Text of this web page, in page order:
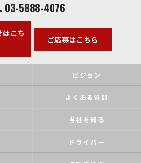
03-5888-4076
はこち
ご応募はこちら
ビジョン
よくある質問
当社を知る
ドライバー